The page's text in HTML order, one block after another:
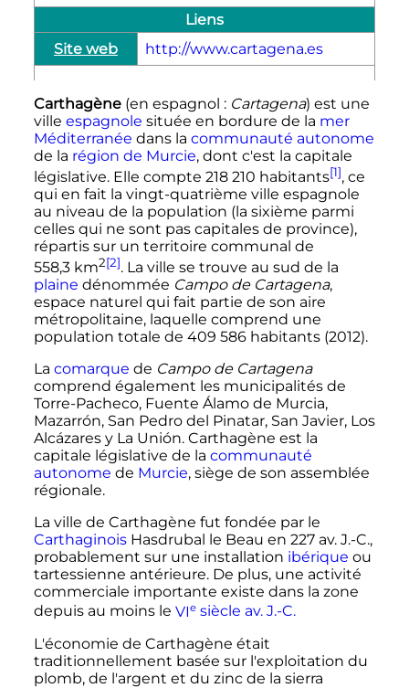
Liens
Site web
http://www.cartagena.es
Carthagène(en espagnol : Cartagena) est une
ville espagnole située en bordure de la mer
Méditerranée dans la communauté autonome
de la région de Murcie, dont c'est la capitale
législative. Elle compte 218 210 habitants[1], ce
qui en fait la vingt-quatrième ville espagnole
au niveau de la population (la sixième parmi
celles qui ne sont pas capitales de province),
répartis sur un territoire communal de
558,3 km2[2]. La ville se trouve au sud de la
plaine dénommée Campo de Cartagena,
espace naturel qui fait partie de son aire
métropolitaine, laquelle comprend une
population totale de 409 586 habitants(2012).
La comarque de Campo de Cartagena
comprend également les municipalités de
Torre-Pacheco, Fuente Álamo de Murcia,
Mazarrón, San Pedro del Pinatar, San Javier, Los
Alcázares y La Unión. Carthagène est la
capitale législative de la communauté
autonome de Murcie, siège de son assemblée
régionale.
La ville de Carthagène fut fondée par le
CarthaginoisHasdrubal le Beau en 227 av. J.-C.,
probablement sur une installation ibérique ou
tartessienne antérieure. De plus, une activité
commerciale importante existe dans la zone
depuis au moins le VIesiècle av. J.-C.
L'économie de Carthagène était
traditionnellement basée sur l'exploitation du
plomb, de l'argent et du zinc de la sierra